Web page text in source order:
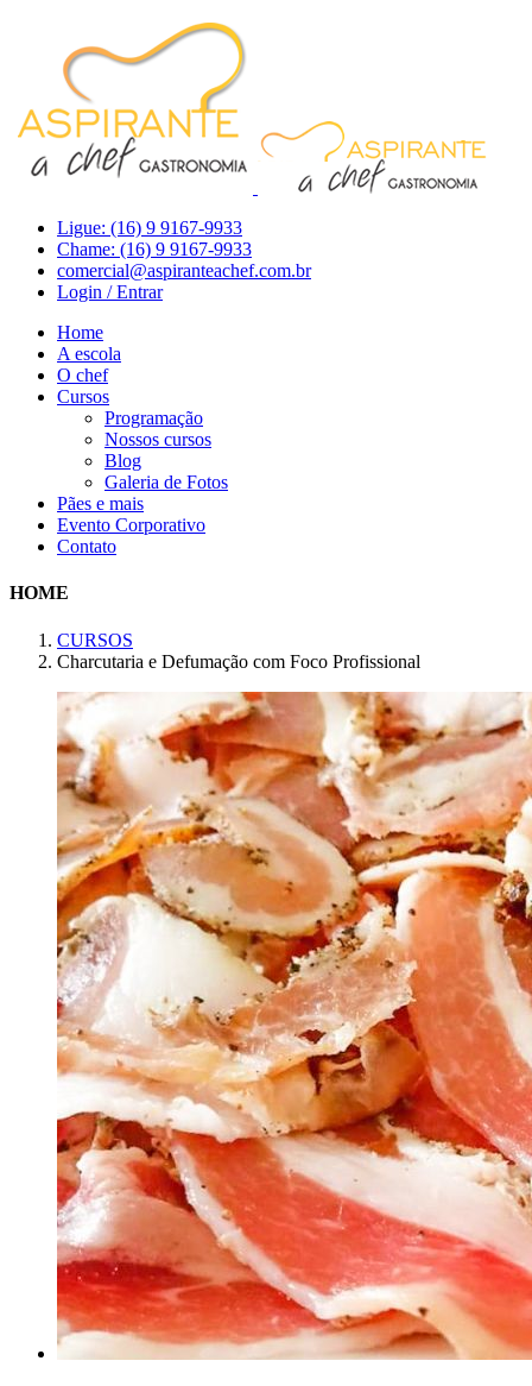
Ligue: (16) 9 9167-9933
Chame: (16) 9 9167-9933
comercial@aspiranteachef.com.br
Login / Entrar
Home
A escola
O chef
Cursos
Programação
Nossos cursos
Blog
Galeria de Fotos
Pães e mais
Evento Corporativo
Contato
HOME
CURSOS
Charcutaria e Defumação com Foco Profissional